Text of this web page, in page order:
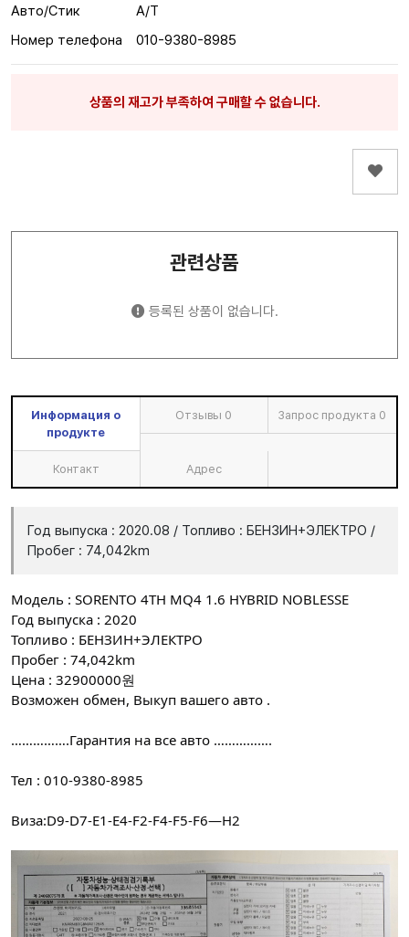
Авто/Стик
A/T
Номер телефона
010-9380-8985
상품의 재고가 부족하여 구매할 수 없습니다.
관련상품
등록된 상품이 없습니다.
Информация о
продукте
Отзывы 0 Запрос продукта 0
Контакт Адрес
Год выпуска : 2020.08 / Топливо : БЕНЗИН+ЭЛЕКТРО /
Пробег : 74,042km
Модель : SORENTO 4TH MQ4 1.6 HYBRID NOBLESSE
Год выпуска : 2020
Топливо : БЕНЗИН+ЭЛЕКТРО
Пробег : 74,042km
Цена : 32900000원
Возможен обмен, Выкуп вашего авто .
…………….Гарантия на все авто …………….
Тел : 010-9380-8985
Виза:D9-D7-E1-E4-F2-F4-F5-F6—H2